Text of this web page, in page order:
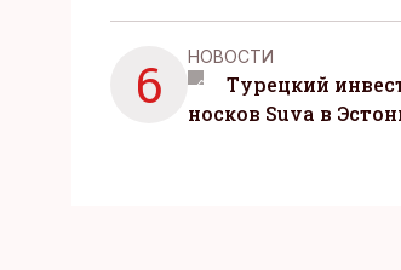
6 НОВОСТИ
Турецкий
носков Suva в